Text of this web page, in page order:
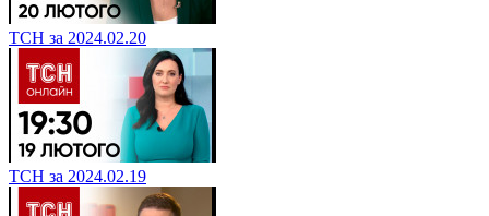
ТСН за 2024.02.20
ТСН за 2024.02.19